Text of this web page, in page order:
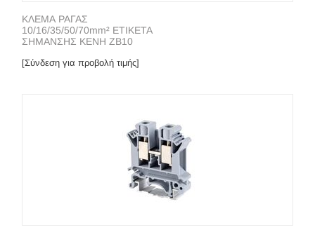
ΚΛΕΜΑ ΡΑΓΑΣ
10/16/35/50/70mm² ΕΤΙΚΕΤΑ
ΣΗΜΑΝΣΗΣ ΚΕΝΗ ZB10
[Σύνδεση για προβολή τιμής]